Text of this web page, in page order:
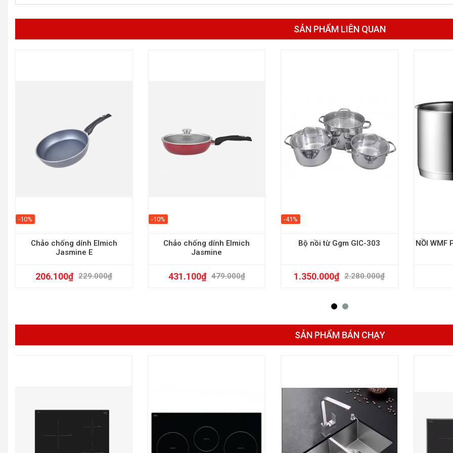
SẢN PHẨM LIÊN QUAN
-10%
Chảo chống dính Elmich
Jasmine E
229.000₫
206.100₫
-10%
Chảo chống dính Elmich
Jasmine
479.000₫
431.100₫
-41%
Bộ nồi từ Ggm GIC-303
2.280.000₫
1.350.000₫
NỒI WMF
SẢN PHẨM BÁN CHẠY